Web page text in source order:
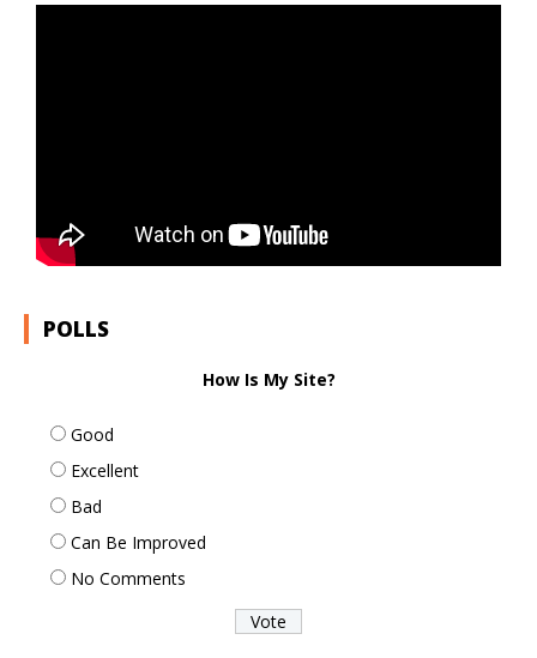
POLLS
How Is My Site?
Good
Excellent
Bad
Can Be Improved
No Comments